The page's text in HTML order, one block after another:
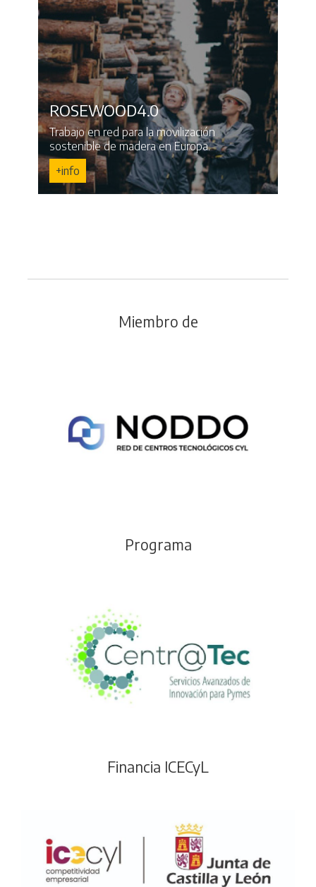
ROSEWOOD4.0
Trabajo en red para la movilización
sostenible de madera en Europa.
+info
Miembro de
Programa
Financia ICECyL